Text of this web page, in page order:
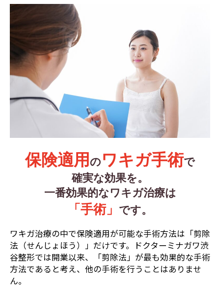
保険適用のワキガ手術で
確実な効果を。
一番効果的なワキガ治療は
「手術」 です。
ワキガ治療の中で保険適用が可能な手術方法は「剪除
法（せんじょほう）」だけです。ドクターミナガワ渋
谷整形では開業以来、「剪除法」が最も効果的な手術
方法であると考え、他の手術を行うことはありませ
ん。